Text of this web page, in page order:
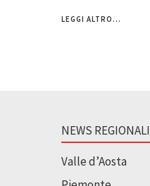
LEGGI ALTRO...
NEWS REGIONALI
Valle d’Aosta